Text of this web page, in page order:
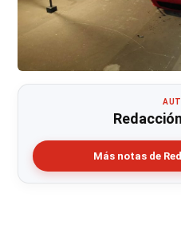
Más notas de